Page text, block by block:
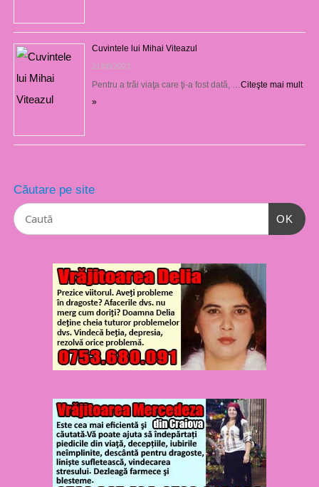
Cuvintele lui Mihai Viteazul
21/08/2023
Pentru a trăi viaţa care ţi-a fost dată, … Citeşte mai mult
»
Căutare pe site
OK